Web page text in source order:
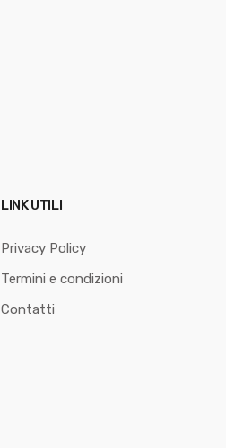
LINK UTILI
Privacy Policy
Termini e condizioni
Contatti